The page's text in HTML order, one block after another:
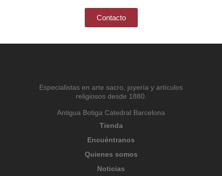
Contacto
Especialistas en arte sacro, joyería y artículos
religiosos desde 1880.
Antigua Botiga Catedral Barcelona
Tienda
Encuéntranos
Quienes somos
Noticias